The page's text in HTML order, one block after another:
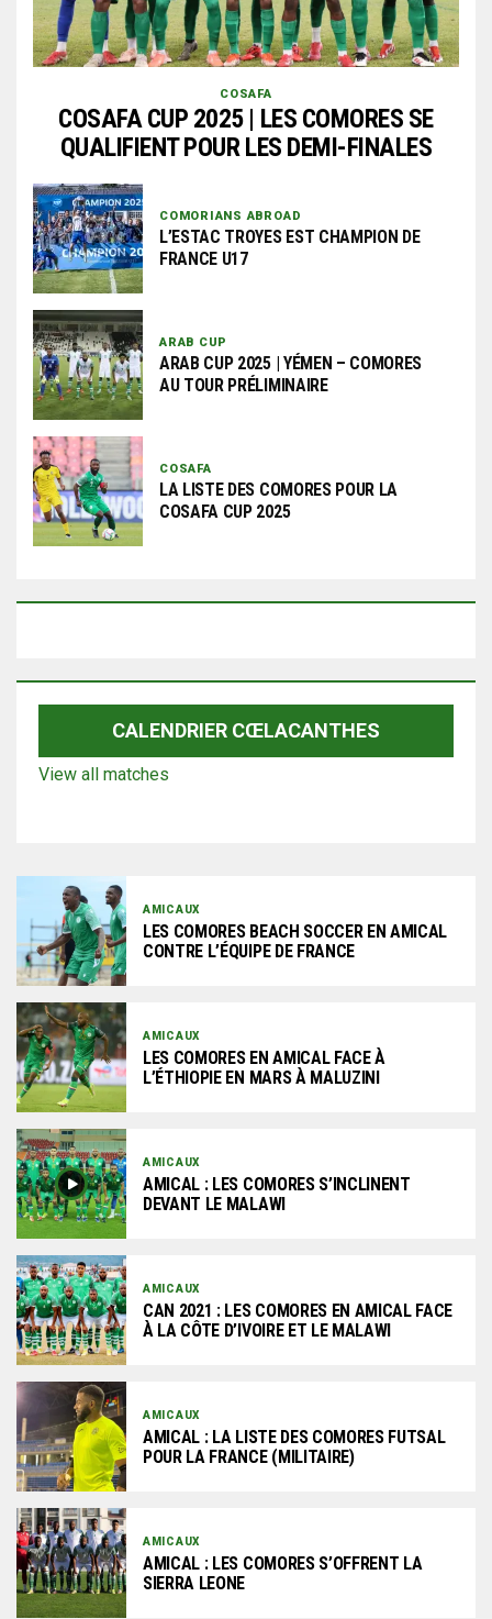
COSAFA
COSAFA CUP 2025 | LES COMORES SE
QUALIFIENT POUR LES DEMI-FINALES
COMORIANS ABROAD
L’ESTAC TROYES EST CHAMPION DE
FRANCE U17
ARAB CUP
ARAB CUP 2025 | YÉMEN – COMORES
AU TOUR PRÉLIMINAIRE
COSAFA
LA LISTE DES COMORES POUR LA
COSAFA CUP 2025
CALENDRIER CŒLACANTHES
View all matches
AMICAUX
LES COMORES BEACH SOCCER EN AMICAL
CONTRE L’ÉQUIPE DE FRANCE
AMICAUX
LES COMORES EN AMICAL FACE À
L’ÉTHIOPIE EN MARS À MALUZINI
AMICAUX
AMICAL : LES COMORES S’INCLINENT
DEVANT LE MALAWI
AMICAUX
CAN 2021 : LES COMORES EN AMICAL FACE
À LA CÔTE D’IVOIRE ET LE MALAWI
AMICAUX
AMICAL : LA LISTE DES COMORES FUTSAL
POUR LA FRANCE (MILITAIRE)
AMICAUX
AMICAL : LES COMORES S’OFFRENT LA
SIERRA LEONE